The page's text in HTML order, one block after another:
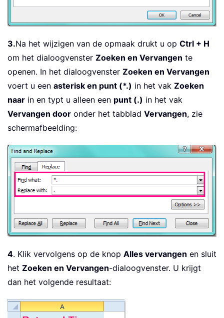
3.Na het wijzigen van de opmaak drukt u op Ctrl + H
om het dialoogvenster Zoeken en Vervangen te
openen. In het dialoogvenster Zoeken en Vervangen
voert u een asterisk en punt (*.) in het vak Zoeken
naar in en typt u alleen een punt (.) in het vak
Vervangen door onder het tabblad Vervangen, zie
schermafbeelding:
4. Klik vervolgens op de knop Alles vervangen en sluit
het Zoeken en Vervangen-dialoogvenster. U krijgt
dan het volgende resultaat: